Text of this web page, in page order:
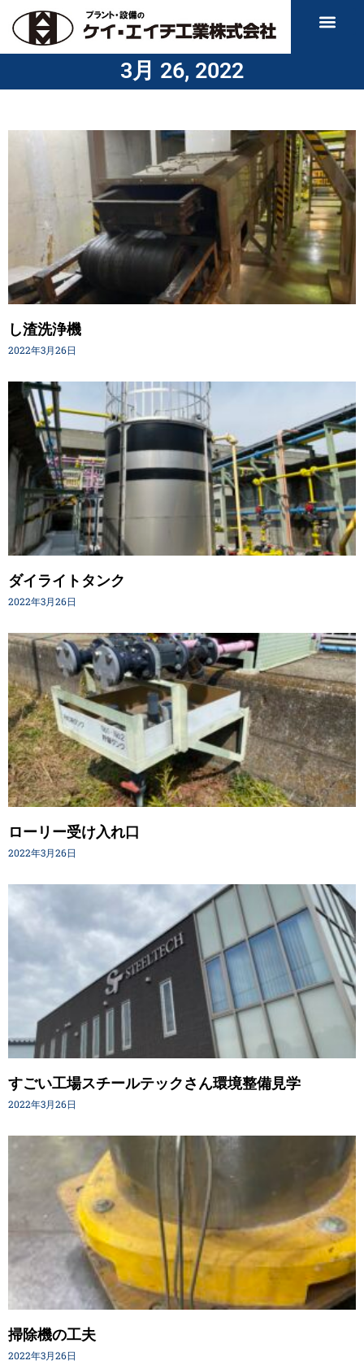
3月 26, 2022
し渣洗浄機
2022年3月26日
ダイライトタンク
2022年3月26日
ローリー受け入れ口
2022年3月26日
すごい工場スチールテックさん環境整備見学
2022年3月26日
掃除機の工夫
2022年3月26日